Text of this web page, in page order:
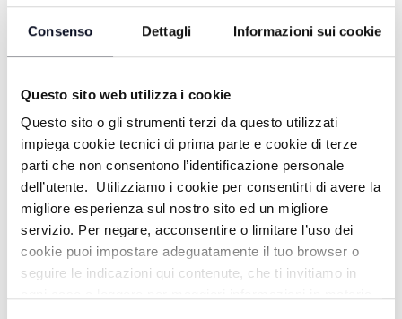
Consenso Dettagli Informazioni sui cookie
Questo sito web utilizza i cookie
Questo sito o gli strumenti terzi da questo utilizzati
impiega cookie tecnici di prima parte e cookie di terze
parti che non consentono l’identificazione personale
dell’utente. Utilizziamo i cookie per consentirti di avere la
migliore esperienza sul nostro sito ed un migliore
servizio. Per negare, acconsentire o limitare l’uso dei
cookie puoi impostare adeguatamente il tuo browser o
seguire le indicazioni qui contenute, che ti invitiamo in
DA TELEROMAGNA
BALAMONDOTV - 16/07/2025
BALAMONDOTV - 09/07/2025